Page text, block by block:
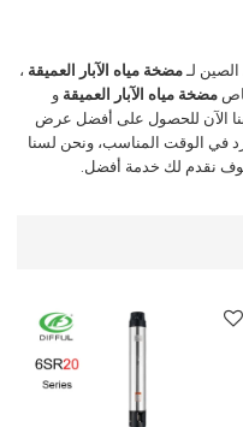
لـمضخة مياه الآبار العميقة ،
مضخة مياه الآبار العميقة و
الآن للحصول على أفضل عرض
في الوقت المناسب، ونحن لسنا
نقدم لك خدمة أفضل.